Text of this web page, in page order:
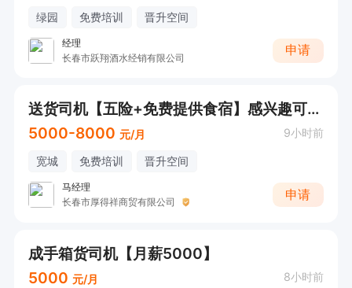
绿园 免费培训 晋升空间
经理
长春市跃翔酒水经销有限公司
申请
送货司机【五险+免费提供食宿】感兴趣可直接电话联系
5000-8000 元/月 9小时前
宽城 免费培训 晋升空间
马经理
长春市厚得祥商贸有限公司
申请
成手箱货司机【月薪5000】
5000 元/月 8小时前